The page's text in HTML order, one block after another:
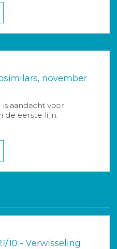
november
aandacht voor
de eerste lijn.
10 - Verwisseling